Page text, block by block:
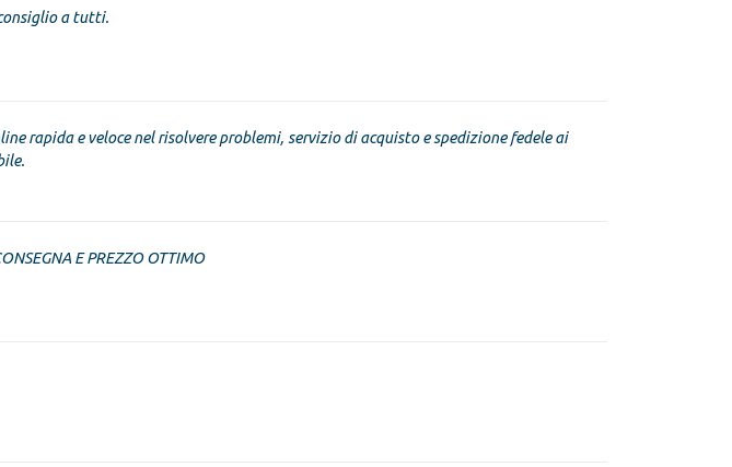
a tutti.
rapida e veloce nel risolvere problemi, servizio di acquisto e spedizione fedele ai
E PREZZO OTTIMO